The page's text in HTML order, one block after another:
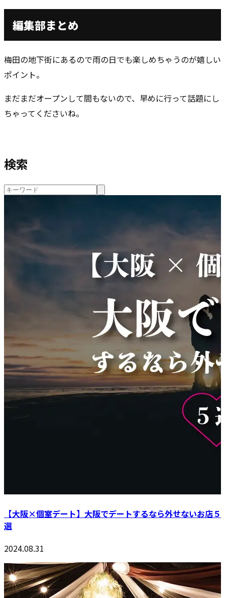
編集部まとめ
梅田の地下街にあるので雨の日でも楽しめちゃうのが嬉しい
ポイント。
まだまだオープンして間もないので、早めに行って話題にし
ちゃってくださいね。
検索
【大阪×個室デート】大阪でデートするなら外せないお店５
選
2024.08.31